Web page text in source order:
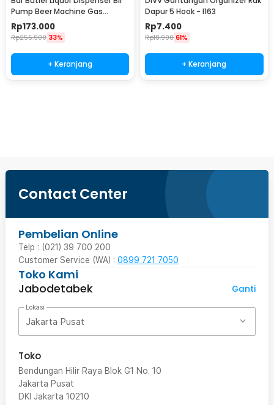
Pump Beer Machine Gas
Station 900ml - P-36
Rp173.000
Rp255.900 33%
+ Keranjang
Dapur 5 Hook - I163
Rp7.400
Rp18.900 61%
+ Keranjang
Contact Center
Pembelian Online
Telp : (021) 39 700 200
Customer Service (WA) : 0899 721 7050
Toko Kami
Jabodetabek
Ganti
Lokasi
Jakarta Pusat
Toko
Bendungan Hilir Raya Blok G1 No. 10
Jakarta Pusat
DKI Jakarta 10210